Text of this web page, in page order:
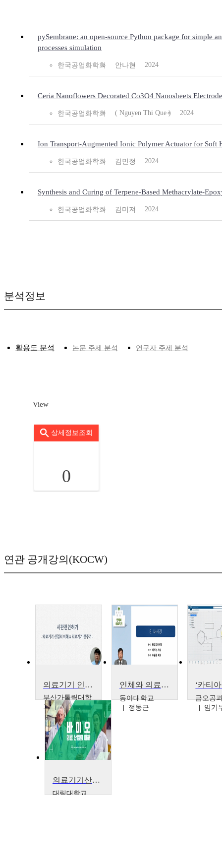
pySembrane: an open-source Python package for simple
processes simulation
한국공업화학회 안나현 2024
Ceria Nanoflowers Decorated Co3O4 Nanosheets
한국공업화학회 ( Nguyen Thi Que ) 2024
Ion Transport-Augmented Ionic Polymer Actuator for Soft
한국공업화학회 김민정 2024
Synthesis and Curing of Terpene-Based Methacrylate-
한국공업화학회 김미지 2024
분석정보
활용도 분석 논문 주제 분석 연구자 주제 분석
View
상세정보조회
0
연관 공개강의(KOCW)
의료기기 인허가와 사후관리
부산가톨릭대학
교
노시철
인체와 의료기기
동아대학교
정동근
금오공
임기
의료기기산업의이해
대림대학교